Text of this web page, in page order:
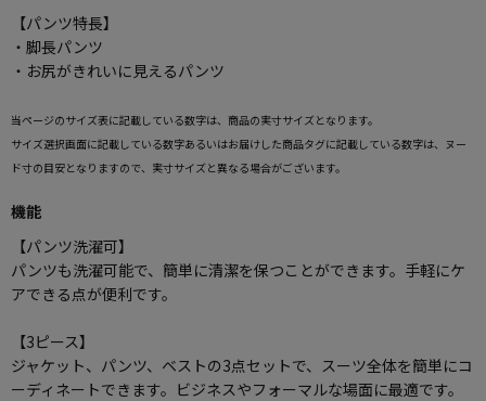
【パンツ特長】
・脚長パンツ
・お尻がきれいに見えるパンツ
当ページのサイズ表に記載している数字は、商品の実寸サイズとなります。
サイズ選択画面に記載している数字あるいはお届けした商品タグに記載している数字は、ヌー
ド寸の目安となりますので、実寸サイズと異なる場合がございます。
機能
【パンツ洗濯可】
パンツも洗濯可能で、簡単に清潔を保つことができます。手軽にケ
アできる点が便利です。
【3ピース】
ジャケット、パンツ、ベストの3点セットで、スーツ全体を簡単にコ
ーディネートできます。ビジネスやフォーマルな場面に最適です。